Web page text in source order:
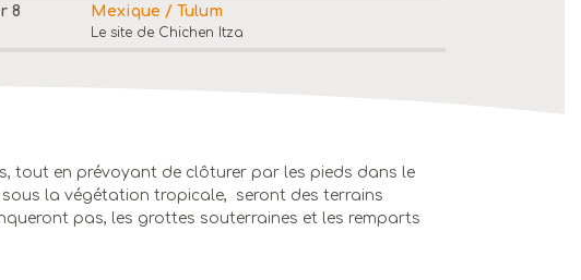
8 Mexique / Tulum
Le site de Chichen Itza
tout en prévoyant de clôturer par les pieds dans le
sous la végétation tropicale, seront des terrains
pas, les grottes souterraines et les remparts